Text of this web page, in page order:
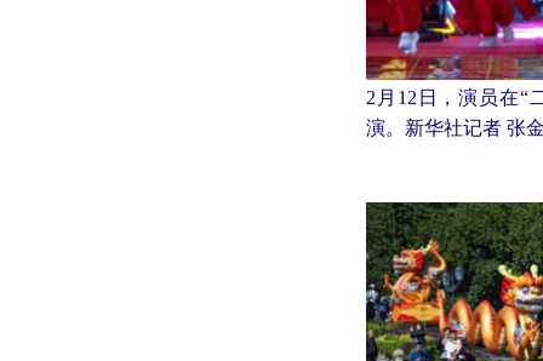
2月12日，演员在
演。新华社记者 张